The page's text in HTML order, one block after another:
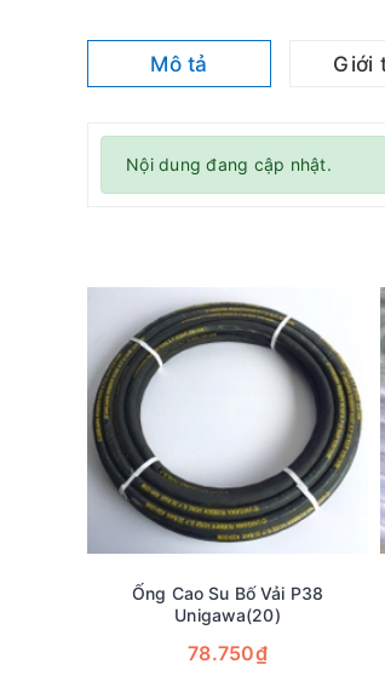
Mô tả Giới
Nội dung đang cập nhật.
Ống Cao Su Bố Vải P38
Unigawa(20)
78.750₫